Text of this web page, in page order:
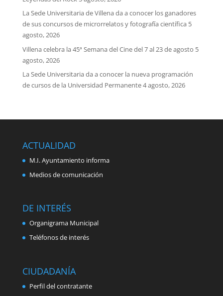
La Sede Universitaria de Villena da a conocer los ganadores
de sus concursos de microrrelatos y fotografía científica 5
agosto, 2026
Villena celebra la 45ª Semana del Cine del 7 al 23 de agosto 5
agosto, 2026
La Sede Universitaria da a conocer la nueva programación
de cursos de la Universidad Permanente4 agosto, 2026
ACTUALIDAD
M.I. Ayuntamiento informa
Medios de comunicación
DE INTERÉS
Organigrama Municipal
Teléfonos de interés
CIUDADANÍA
Perfil del contratante